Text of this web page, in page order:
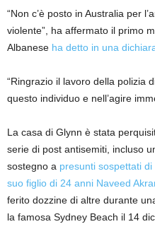
“Non c’è posto in Australia per
violente”, ha affermato il primo
Albanese ha detto in una
“Ringrazio il lavoro della polizia
questo individuo e nell’agire
La casa di Glynn è stata
serie di post antisemiti, incluso
sostegno a presunti sospettati
suo figlio di 24 anni Naveed
ferito dozzine di altre durante
la famosa Sydney Beach il 14